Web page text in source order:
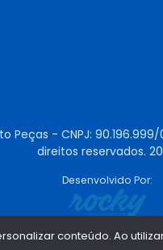
Peças - CNPJ:
direitos reservados.
Desenvolvido Por:
conteúdo. Ao